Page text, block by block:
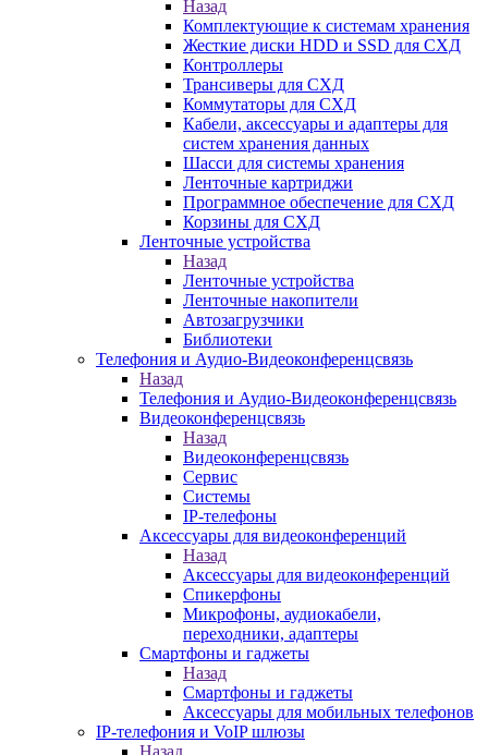
Назад
Комплектующие к системам хранения
Жесткие диски HDD и SSD для СХД
Контроллеры
Трансиверы для СХД
Коммутаторы для СХД
Кабели, аксессуары и адаптеры для
систем хранения данных
Шасси для системы хранения
Ленточные картриджи
Программное обеспечение для СХД
Корзины для СХД
Ленточные устройства
Назад
Ленточные устройства
Ленточные накопители
Автозагрузчики
Библиотеки
Телефония и Аудио-Видеоконференцсвязь
Назад
Телефония и Аудио-Видеоконференцсвязь
Видеоконференцсвязь
Назад
Видеоконференцсвязь
Сервис
Системы
IP-телефоны
Аксессуары для видеоконференций
Назад
Аксессуары для видеоконференций
Спикерфоны
Микрофоны, аудиокабели,
переходники, адаптеры
Смартфоны и гаджеты
Назад
Смартфоны и гаджеты
Аксессуары для мобильных телефонов
IP-телефония и VoIP шлюзы
Назад